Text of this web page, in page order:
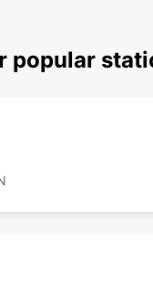
popular